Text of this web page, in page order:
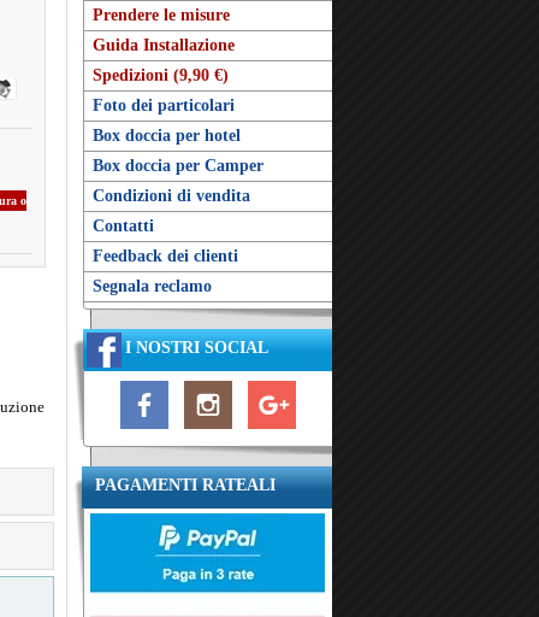
Prendere le misure
Guida Installazione
Spedizioni (9,90 €)
Foto dei particolari
Box doccia per hotel
Box doccia per Camper
Condizioni di vendita
Contatti
Feedback dei clienti
Segnala reclamo
I NOSTRI SOCIAL
PAGAMENTI RATEALI
o